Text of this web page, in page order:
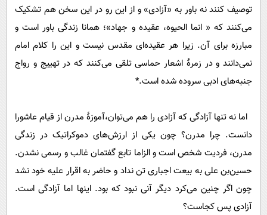
توصیف کنند نه باور به «آزادی» و از این رو در این سخن هم تشکیک
می‌کنند که « انما الحیوه، عقیده و جهاد»؛ همانا زندگی باور است و
مبارزه برای آن. زیرا هر عقیده‌ای مقدس نیست و این را کلام امام
نمی‌دانند و در زمرۀ اشعار حماسی تلقی می‌کنند که در تهییج و رواج
جنبه‌های ادبی سروده شده است.*
اما نه تنها آزادگی که آزادی را هم می‌‌توان،آموزۀ مدرن از قیام عاشورا
دانست. چرا مدرن؟ چون یکی از ارزش‌های دموکراتیک در زندگی
مدرن، فردیت شخص است و الزاما تابع گفتمان غالب و رسمی نشدن.
حسین‌بن علی به بیعت اجباری تن نداد و حاضر به اقرار علیه خود نشد
چون اگر چنین می‌کرد دیگر آنی نبود که بود. اینها اما آزادگی است.
آزادی پس کجاست؟